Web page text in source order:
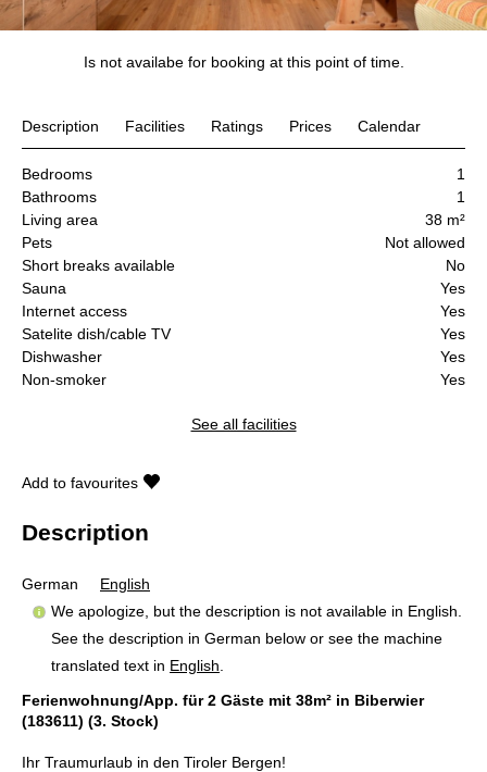
Is not availabe for booking at this point of time.
Description Facilities Ratings Prices Calendar
Bedrooms
1
Bathrooms
1
Living area
38 m²
Pets
Not allowed
Short breaks available
No
Sauna
Yes
Internet access
Yes
Satelite dish/cable TV
Yes
Dishwasher
Yes
Non-smoker
Yes
See all facilities
Add to favourites
Description
German
English
We apologize, but the description is not available in English.
See the description in German below or see the machine
translated text in English
Ferienwohnung/App. für 2 Gäste mit 38m² in Biberwier
(183611) (3. Stock)
Ihr Traumurlaub in den Tiroler Bergen!